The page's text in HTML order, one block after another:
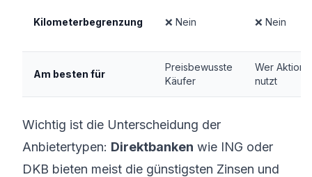
Kilometerbegrenzung ❌ Nein ❌ Nein
Am besten für
Preisbewusste
Käufer
Wer
nutzt
Wichtig ist die Unterscheidung der
Anbietertypen: Direktbanken wie ING oder
DKB bieten meist die günstigsten Zinsen und